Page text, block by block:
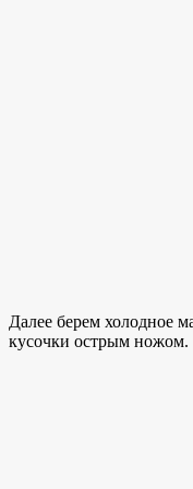
Далее берем холодное
кусочки острым ножом.